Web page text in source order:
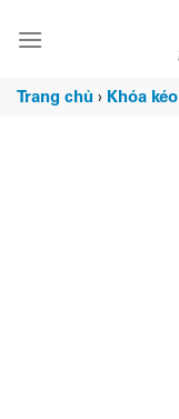
đến
dung
Trang chủ › Khóa kéo